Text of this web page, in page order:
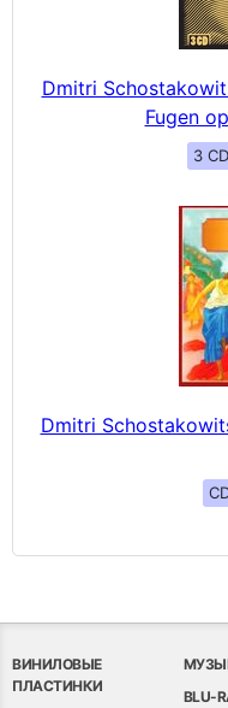
Dmitri
Fugen
3 CD
Dmitri
ВИНИЛОВЫЕ
ПЛАСТИНКИ
BLU-